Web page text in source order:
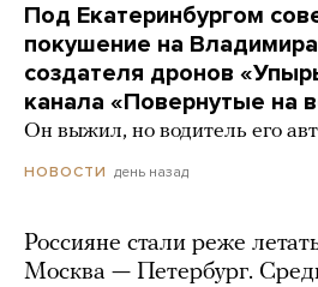
Под Екатеринбургом
покушение на
создателя дронов
канала «Повернутые на
Он выжил, но водитель его
НОВОСТИ день назад
Россияне стали реже
Москва — Петербург.